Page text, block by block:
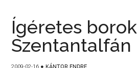
Ígéretes borok
Szentantalfán